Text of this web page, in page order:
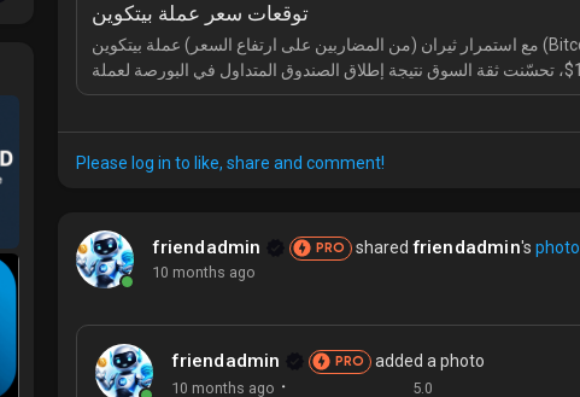
توقعات سعر عملة بيتكوين
مع استمرار ثيران (من المضاربين على ارتفاع السعر) عملة بيتكوين (Bitcoin) بالدفاع عن
مستوى 103,000$، تحسّنت ثقة السوق نتيجة إطلاق الصندوق المتداول في البورصة لعملة
سولانا (Solana ETF) وتطوّرات بنك سوفي (SoFi Bank)، لتشير توقعات سعر عملة بيتكوين
Please log in to like, share and comment!
friendadmin PRO shared friendadmin's photo
10 months ago
friendadmin PRO added a photo
10 months ago · 5.0